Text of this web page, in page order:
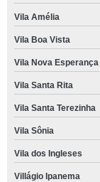
Vila Amélia
Vila Boa Vista
Vila Nova Esperança
Vila Santa Rita
Vila Santa Terezinha
Vila Sônia
Vila dos Ingleses
Villágio Ipanema